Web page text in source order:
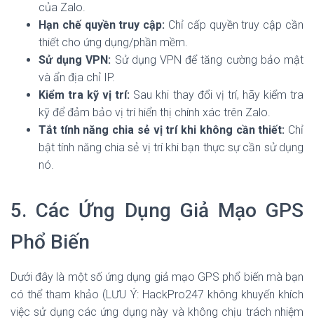
của Zalo.
Hạn chế quyền truy cập: Chỉ cấp quyền truy cập cần
thiết cho ứng dụng/phần mềm.
Sử dụng VPN: Sử dụng VPN để tăng cường bảo mật
và ẩn địa chỉ IP.
Kiểm tra kỹ vị trí: Sau khi thay đổi vị trí, hãy kiểm tra
kỹ để đảm bảo vị trí hiển thị chính xác trên Zalo.
Tắt tính năng chia sẻ vị trí khi không cần thiết: Chỉ
bật tính năng chia sẻ vị trí khi bạn thực sự cần sử dụng
nó.
5. Các Ứng Dụng Giả Mạo GPS
Phổ Biến
Dưới đây là một số ứng dụng giả mạo GPS phổ biến mà bạn
có thể tham khảo (LƯU Ý: HackPro247 không khuyến khích
việc sử dụng các ứng dụng này và không chịu trách nhiệm